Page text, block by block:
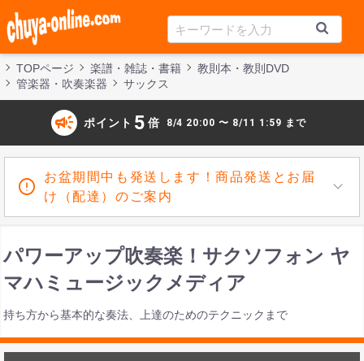
TOPページ 楽譜・雑誌・書籍
教則本・教則DVD
管楽器・吹奏楽器
サックス
campaign ポイント 5 倍 8/4 20:00 〜 8/11 1:59 まで
お盆期間中も発送します！商品発送とお届
け（配達）のご案内
パワーアップ吹奏楽！サクソフォン ヤ
マハミュージックメディア
持ち方から基本的な奏法、上達のためのテクニックまで